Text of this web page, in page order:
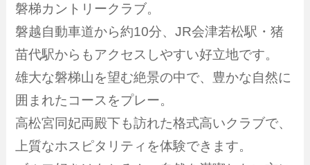
磐梯カントリークラブ。
磐越自動車道から約10分、JR会津若松駅・猪
苗代駅からもアクセスしやすい好立地です。
雄大な磐梯山を望む絶景の中で、豊かな自然に
囲まれたコースをプレー。
高松宮同妃両殿下も訪れた格式高いクラブで、
上質なホスピタリティを体験できます。